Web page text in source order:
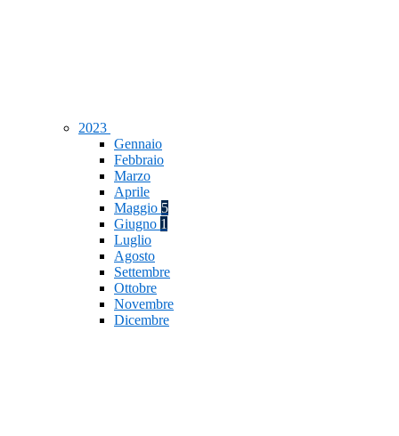
2023
Gennaio
Febbraio
Marzo
Aprile
Maggio 5
Giugno 1
Luglio
Agosto
Settembre
Ottobre
Novembre
Dicembre